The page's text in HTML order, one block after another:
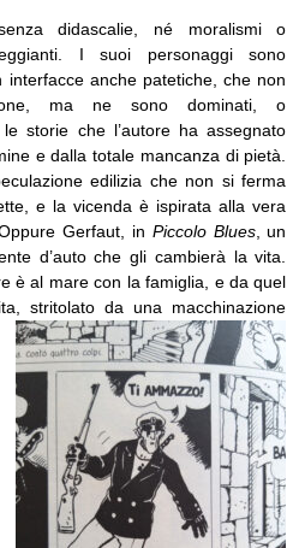
didascalie, né moralismi o
I suoi personaggi sono
interfacce anche patetiche, che non
ma ne sono dominati, o
storie che l’autore ha assegnato
e dalla totale mancanza di pietà.
edilizia che non si ferma
e la vicenda è ispirata alla vera
Gerfaut, in Piccolo Blues, un
d’auto che gli cambierà la vita.
è al mare con la famiglia, e da quel
stritolato da una macchinazione